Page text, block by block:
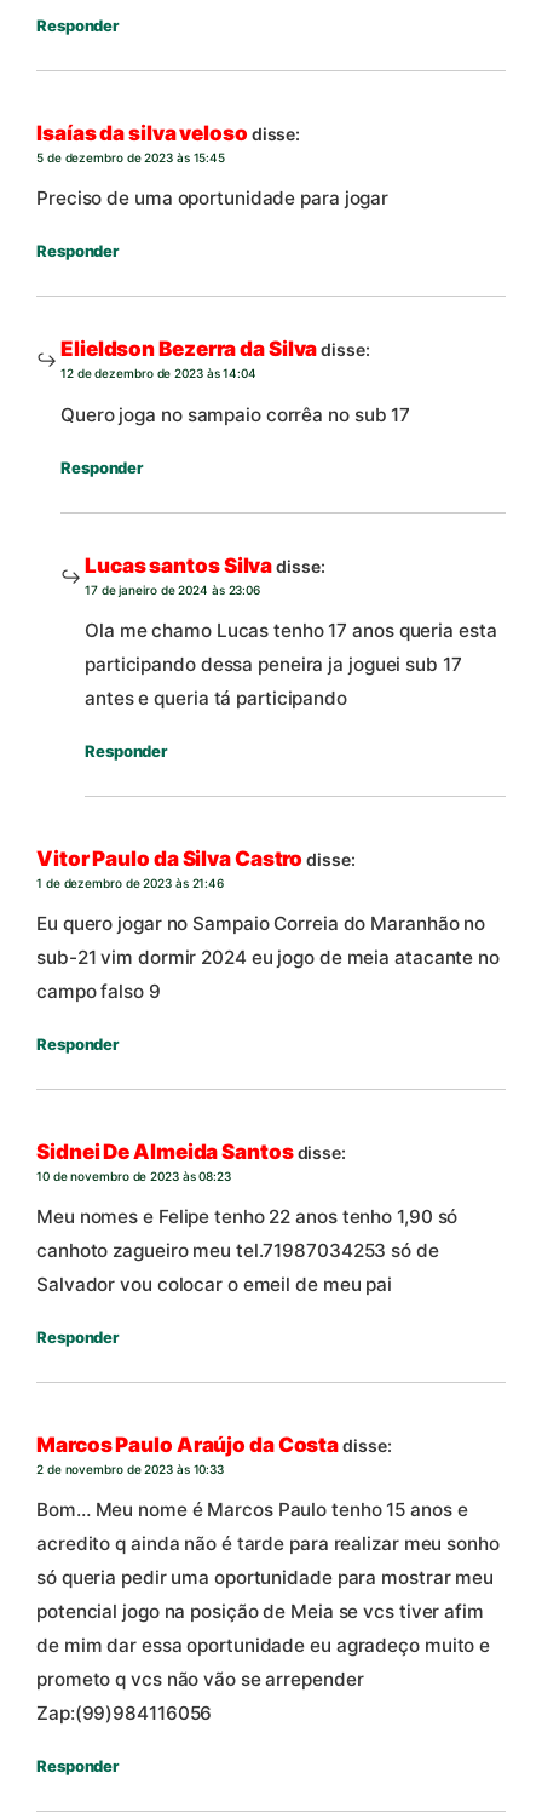
Responder
Isaías da silva veloso disse:
5 de dezembro de 2023 às 15:45
Preciso de uma oportunidade para jogar
Responder
Elieldson Bezerra da Silvadisse:
12 de dezembro de 2023 às 14:04
Quero joga no sampaio corrêa no sub 17
Responder
Lucas santos Silvadisse:
17 de janeiro de 2024 às 23:06
Ola me chamo Lucas tenho 17 anos queria esta
participando dessa peneira ja joguei sub 17
antes e queria tá participando
Responder
Vitor Paulo da Silva Castro disse:
1 de dezembro de 2023 às 21:46
Eu quero jogar no Sampaio Correia do Maranhão no
sub-21 vim dormir 2024 eu jogo de meia atacante no
campo falso 9
Responder
Sidnei De Almeida Santosdisse:
10 de novembro de 2023 às 08:23
Meu nomes e Felipe tenho 22 anos tenho 1,90 só
canhoto zagueiro meu tel.71987034253 só de
Salvador vou colocar o emeil de meu pai
Responder
Marcos Paulo Araújo da Costadisse:
2 de novembro de 2023 às 10:33
Bom… Meu nome é Marcos Paulo tenho 15 anos e
acredito q ainda não é tarde para realizar meu sonho
só queria pedir uma oportunidade para mostrar meu
potencial jogo na posição de Meia se vcs tiver afim
de mim dar essa oportunidade eu agradeço muito e
prometo q vcs não vão se arrepender
Zap:(99)984116056
Responder